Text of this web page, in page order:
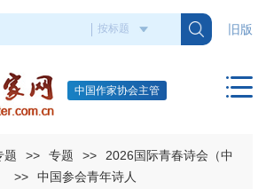
旧版
中国作家协会主管
题 >> 专题 >>
2026国际青春诗会（中
>> 中国参会青年诗人